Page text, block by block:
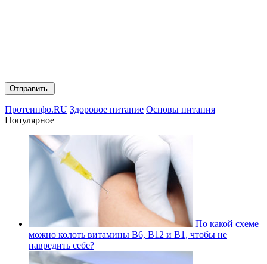
Протеинфо.RU Здоровое питание Основы питания
Популярное
По какой схеме
можно колоть витамины В6, В12 и В1, чтобы не
навредить себе?